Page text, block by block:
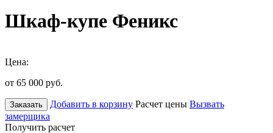
Шкаф-купе Феникс
Цена:
от 65 000 руб.
Заказать Добавить в корзину Расчет цены Вызвать
замерщика
Получить расчет